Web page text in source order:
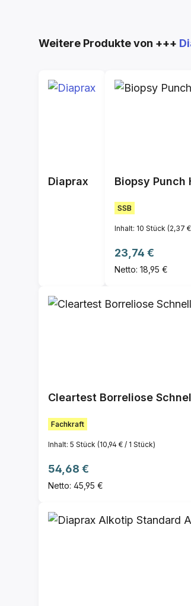
Produktgalerie überspringen
Weitere Produkte von +++
Diaprax Biopsy
SSB
Inhalt: 10 Stück (2,37
Regulärer Preis:
23,74 €
Netto: 18,95 €
Cleartest Borreliose
Fachkraft
Inhalt: 5 Stück (10,94 € / 1 Stück)
Regulärer Preis:
54,68 €
Netto: 45,95 €